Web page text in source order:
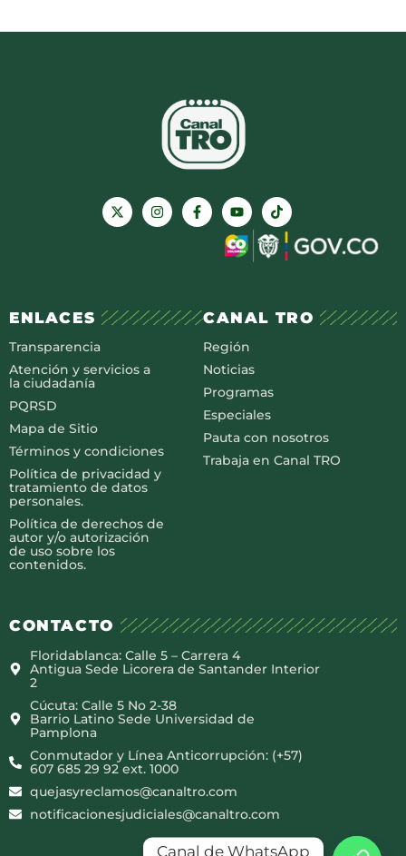
ENLACES
Transparencia
Atención y servicios a
la ciudadanía
PQRSD
Mapa de Sitio
Términos y condiciones
Política de privacidad y
tratamiento de datos
personales.
Política de derechos de
autor y/o autorización
de uso sobre los
contenidos.
CANAL TRO
Región
Noticias
Programas
Especiales
Pauta con nosotros
Trabaja en Canal TRO
CONTACTO
Floridablanca: Calle 5 – Carrera 4
Antigua Sede Licorera de Santander Interior
2
Cúcuta: Calle 5 No 2-38
Barrio Latino Sede Universidad de
Pamplona
Conmutador y Línea Anticorrupción: (+57)
607 685 29 92 ext. 1000
quejasyreclamos@canaltro.com
notificacionesjudiciales@canaltro.com
Canal de WhatsApp